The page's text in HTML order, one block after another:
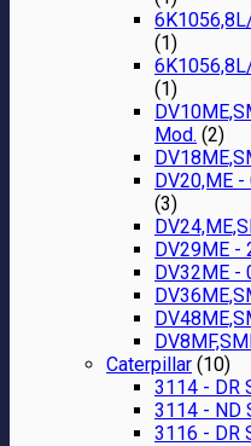
(1)
(1)
Mod. (2)
DV20,ME
(3)
DV29ME -
DV32ME -
Caterpillar (10)
3114 - DR
3114 - ND
3116 - DR